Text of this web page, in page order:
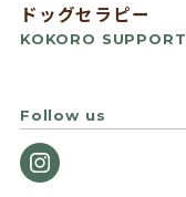
ドッグセラピー
KOKORO SUPPORT
Follow us